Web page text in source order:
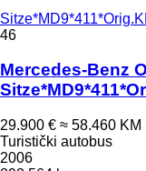
46
Mercedes-Benz
29.900 € ≈ 58.460 KM
Turistički autobus
2006